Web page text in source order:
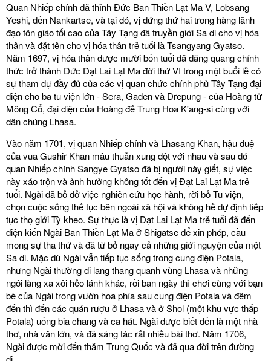
Quan Nhiếp chính đã thỉnh Đức Ban Thiền Lạt Ma V, Lobsang
Yeshi, đến Nankartse, và tại đó, vị đứng thứ hai trong hàng lãnh
đạo tôn giáo tối cao của Tây Tạng đã truyền giới Sa di cho vị hóa
thân và đặt tên cho vị hóa thân trẻ tuổi là Tsangyang Gyatso.
Năm 1697, vị hóa thân được mười bốn tuổi đã đăng quang chính
thức trở thành Đức Đạt Lai Lạt Ma đời thứ VI trong một buổi lễ có
sự tham dự đầy đủ của các vị quan chức chính phủ Tây Tạng đại
diện cho ba tu viện lớn - Sera, Gaden và Drepung - của Hoàng tử
Mông Cổ, đại diện của Hoàng đế Trung Hoa K'ang-si cùng với
dân chúng Lhasa.
Vào năm 1701, vị quan Nhiếp chính và Lhasang Khan, hậu duệ
của vua Gushir Khan mâu thuẫn xung đột với nhau và sau đó
quan Nhiếp chính Sangye Gyatso đã bị người này giết, sự việc
này xáo trộn và ảnh hưởng không tốt đến vị Đạt Lai Lạt Ma trẻ
tuổi. Ngài đã bỏ dở việc nghiên cứu học hành, rời bỏ Tu viện,
chọn cuộc sống thế tục bên ngoài xã hội và không hề dự định tiếp
tục thọ giới Tỳ kheo. Sự thực là vị Đạt Lai Lạt Ma trẻ tuổi đã đến
diện kiến Ngài Ban Thiền Lạt Ma ở Shigatse để xin phép, cầu
mong sự tha thứ và đã từ bỏ ngay cả những giới nguyện của một
Sa di. Mặc dù Ngài vẫn tiếp tục sống trong cung điện Potala,
nhưng Ngài thường đi lang thang quanh vùng Lhasa và những
ngôi làng xa xôi hẻo lánh khác, rồi ban ngày thì chơi cùng với bạn
bè của Ngài trong vườn hoa phía sau cung điện Potala và đêm
đến thì đến các quán rượu ở Lhasa và ở Shol (một khu vực thấp
Potala) uống bia chang và ca hát. Ngài được biết đến là một nhà
thơ, nhà văn lớn, và đã sáng tác rất nhiều bài thơ. Năm 1706,
Ngài được mời đến thăm Trung Quốc và đã qua đời trên đường